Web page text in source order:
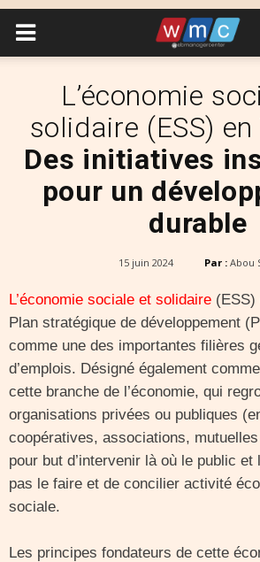
L’économie
solidaire (ESS)
Des initiatives
pour un
durable
15 juin 2024 Par : Abou
L’économie sociale et solidaire (ESS)
Plan stratégique de développement
comme une des importantes filières
d’emplois. Désigné également
cette branche de l’économie, qui
organisations privées ou publiques
coopératives, associations,
pour but d’intervenir là où le public
pas le faire et de concilier activité
sociale.
Les principes fondateurs de cette